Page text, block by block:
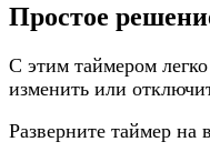
Простое
С этим таймером
изменить или
Разверните таймер на